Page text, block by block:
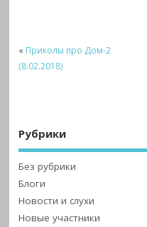
« Приколы про Дом-2
(8.02.2018)
Рубрики
Без рубрики
Блоги
Новости и слухи
Новые участники